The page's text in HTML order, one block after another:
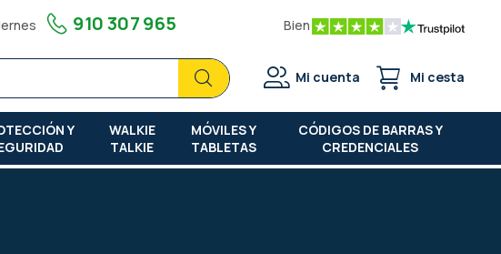
910 307 965 Bien
BuscarBuscar
Mi cuenta Mi cesta
Y
WALKIE
TALKIE
MÓVILES Y
TABLETAS
CÓDIGOS DE BARRAS Y
CREDENCIALES